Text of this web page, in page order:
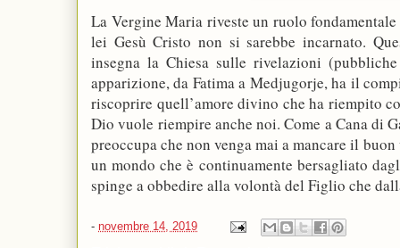
La Vergine Maria riveste un ruolo
lei Gesù Cristo non si sarebbe incarnato.
insegna la Chiesa sulle rivelazioni
apparizione, da Fatima a Medjugorje, ha il
riscoprire quell’amore divino che ha riempito
Dio vuole riempire anche noi. Come a Cana di
preoccupa che non venga mai a mancare il
un mondo che è continuamente bersagliato
spinge a obbedire alla volontà del Figlio che
- novembre 14, 2019